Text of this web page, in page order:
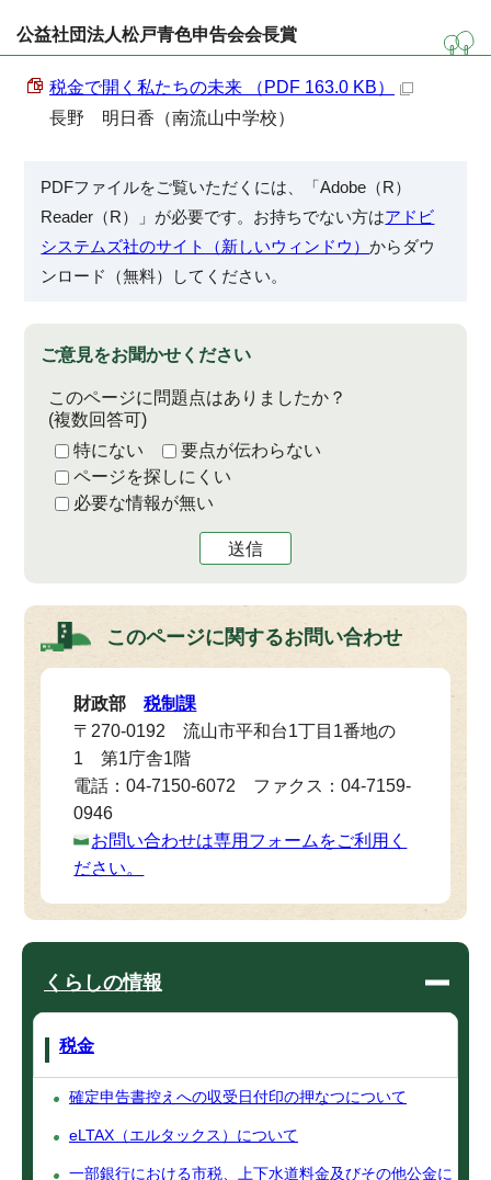
公益社団法人松戸青色申告会会長賞
税金で開く私たちの未来 （PDF 163.0 KB）
長野 明日香（南流山中学校）
PDFファイルをご覧いただくには、「Adobe（R）
Reader（R）」が必要です。お持ちでない方はアドビ
システムズ社のサイト（新しいウィンドウ）からダウ
ンロード（無料）してください。
ご意見をお聞かせください
このページに問題点はありましたか？
(複数回答可)
特にない
要点が伝わらない
ページを探しにくい
必要な情報が無い
送信
このページに関するお問い合わせ
財政部税制課
〒270-0192 流山市平和台1丁目1番地の
1 第1庁舎1階
電話：04-7150-6072 ファクス：04-7159-
0946
お問い合わせは専用フォームをご利用く
ださい。
くらしの情報
税金
確定申告書控えへの収受日付印の押なつについて
eLTAX（エルタックス）について
一部銀行における市税、上下水道料金及びその他公金に